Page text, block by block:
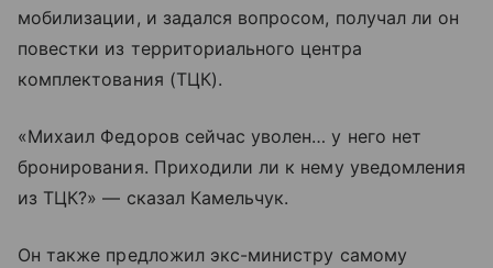
мобилизации, и задался вопросом, получал ли он
повестки из территориального центра
комплектования (ТЦК).
«Михаил Федоров сейчас уволен… у него нет
бронирования. Приходили ли к нему уведомления
из ТЦК?» — сказал Камельчук.
Он также предложил экс-министру самому